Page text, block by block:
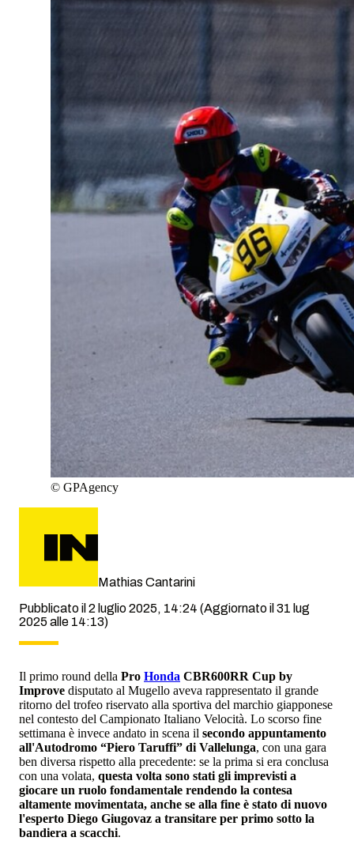
© GPAgency
Mathias Cantarini
Pubblicato il 2 luglio 2025, 14:24 (Aggiornato il 31 lug
2025 alle 14:13)
Il primo round della Pro Honda CBR600RR Cup by
Improve disputato al Mugello aveva rappresentato il grande
ritorno del trofeo riservato alla sportiva del marchio giapponese
nel contesto del Campionato Italiano Velocità. Lo scorso fine
settimana è invece andato in scena il secondo appuntamento
all'Autodromo “Piero Taruffi” di Vallelunga, con una gara
ben diversa rispetto alla precedente: se la prima si era conclusa
con una volata, questa volta sono stati gli imprevisti a
giocare un ruolo fondamentale rendendo la contesa
altamente movimentata, anche se alla fine è stato di nuovo
l'esperto Diego Giugovaz a transitare per primo sotto la
bandiera a scacchi.